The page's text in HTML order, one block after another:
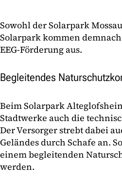
Sowohl der Solarpark
Solarpark kommen
EEG-Förderung aus.
Begleitendes
Beim Solarpark
Stadtwerke auch die
Der Versorger strebt dabei
Geländes durch Schafe an.
einem begleitenden
werden.